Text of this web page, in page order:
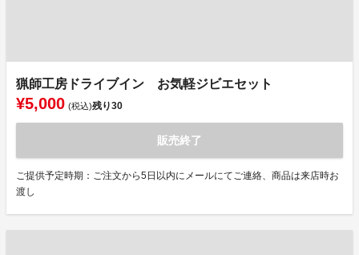
猟師工房ドライブイン お気軽ジビエセット
¥5,000 (税込)残り30
販売終了
ご提供予定時期：ご注文から5日以内にメールにてご連絡、商品は来店時お
渡し